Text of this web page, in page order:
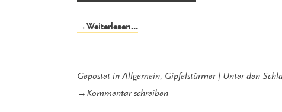
→Weiterlesen…„Die
Gipfelstürmer
–
ein
Gepostet in Allgemein, Gipfelstürmer Unter den
→ Kommentar schreibenzu